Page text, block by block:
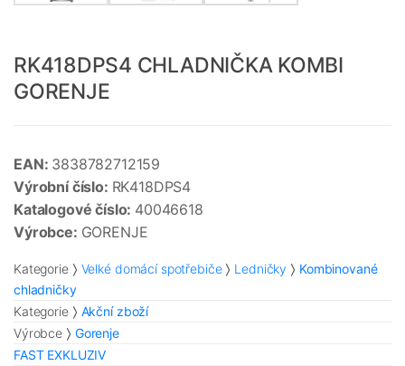
RK418DPS4 CHLADNIČKA KOMBI
GORENJE
EAN: 3838782712159
Výrobní číslo: RK418DPS4
Katalogové číslo: 40046618
Výrobce: GORENJE
Kategorie Velké domácí spotřebiče Ledničky
Kombinované
chladničky
Kategorie
Akční zboží
Výrobce
Gorenje
FAST EXKLUZIV